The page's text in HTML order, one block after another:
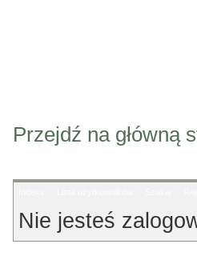
Przejdź na główną
Nie jesteś